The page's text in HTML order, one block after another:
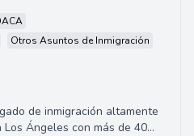
Otros Asuntos de Inmigración
de inmigración altamente
Ángeles con más de 40